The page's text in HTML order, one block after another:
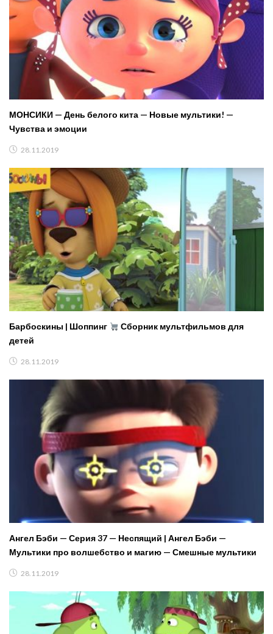
МОНСИКИ — День белого кита — Новые мультики! —
Чувства и эмоции
28.11.2019
Барбоскины | Шоппинг
Сборник мультфильмов для
детей
28.11.2019
Ангел Бэби — Серия 37 — Неспящий | Ангел Бэби —
Мультики про волшебство и магию — Смешные мультики
28.11.2019